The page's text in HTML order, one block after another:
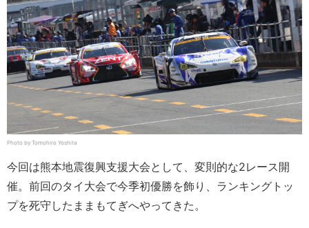
Photo by Tomohiro Yoshita
今回は熊本地震復興支援大会として、変則的な2レース開
催。前回のタイ大会で今季初優勝を飾り、ランキングトッ
プを死守したままもてぎへやってきた。